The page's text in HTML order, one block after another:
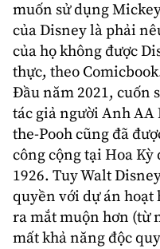
muốn sử dụng
của Disney là phải
của họ không được
thực, theo
Đầu năm 2021, cuốn
tác giả người Anh
the-Pooh cũng đã
công cộng tại Hoa
1926. Tuy Walt
quyền với dự án
ra mắt muộn hơn (từ
mất khả năng độc